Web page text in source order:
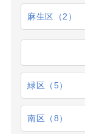
麻生区（2）
緑区（5）
南区（8）